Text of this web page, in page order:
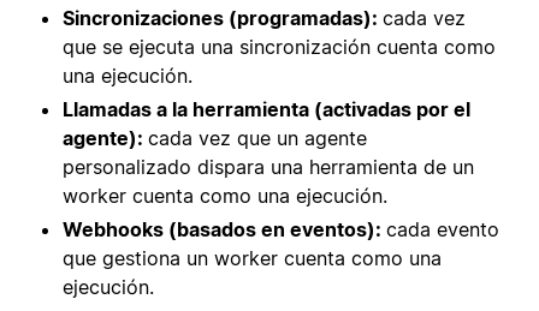
Sincronizaciones (programadas): cada vez
que se ejecuta una sincronización cuenta como
una ejecución.
Llamadas a la herramienta (activadas por el
agente): cada vez que un agente
personalizado dispara una herramienta de un
worker cuenta como una ejecución.
Webhooks (basados en eventos): cada evento
que gestiona un worker cuenta como una
ejecución.